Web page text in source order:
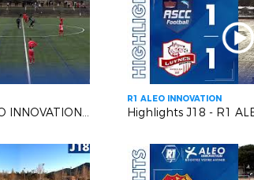
Highlights J17 - R1 ALEO INNOVATION | Luynes S. VS A.S. Gémenosienne
R1 ALEO INNOVATION